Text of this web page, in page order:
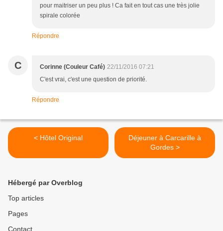
pour maitriser un peu plus ! Ca fait en tout cas une très jolie
spirale colorée
Répondre
C Corinne (Couleur Café) 22/11/2016 07:21
C'est vrai, c'est une question de priorité.
Répondre
< Hôtel Original
Déjeuner à Carcarille à
Gordes >
Hébergé par Overblog
Top articles
Pages
Contact